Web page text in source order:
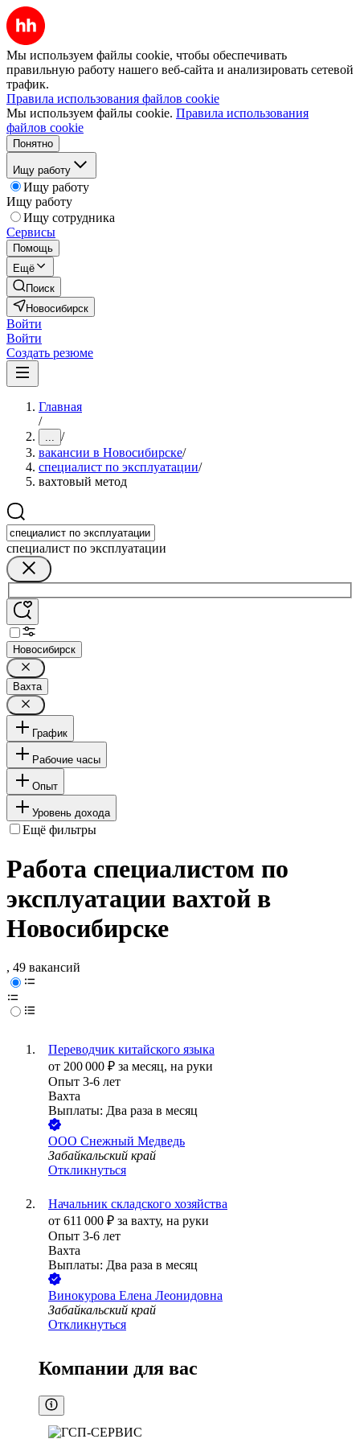
Мы используем файлы cookie, чтобы обеспечивать
правильную работу нашего веб-сайта и анализировать сетевой
трафик.
Правила использования файлов cookie
Мы используем файлы cookie. Правила использования
файлов cookie
Понятно
Ищу работу
Ищу работу
Ищу работу
Ищу сотрудника
Сервисы
Помощь
Ещё
Поиск
Новосибирск
Войти
Войти
Создать резюме
Главная
/
... /
вакансии в Новосибирске/
специалист по эксплуатации/
вахтовый метод
специалист по эксплуатации
Новосибирск
Вахта
График
Рабочие часы
Опыт
Уровень дохода
Ещё фильтры
Работа специалистом по
эксплуатации вахтой в
Новосибирске
, 49 вакансий
Переводчик китайского языка
от 200 000 ₽ за месяц, на руки
Опыт 3-6 лет
Вахта
Выплаты: Два раза в месяц
ООО Снежный Медведь
Забайкальский край
Откликнуться
Начальник складского хозяйства
от 611 000 ₽ за вахту, на руки
Опыт 3-6 лет
Вахта
Выплаты: Два раза в месяц
Винокурова Елена Леонидовна
Забайкальский край
Откликнуться
Компании для вас